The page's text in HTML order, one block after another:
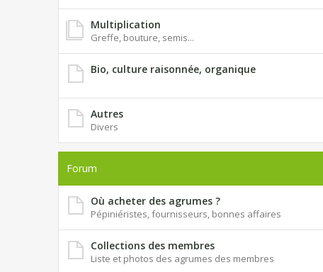
Multiplication
Greffe, bouture, semis...
Bio, culture raisonnée, organique
Autres
Divers
Forum
Où acheter des agrumes ?
Pépiniéristes, fournisseurs, bonnes affaires
Collections des membres
Liste et photos des agrumes des membres